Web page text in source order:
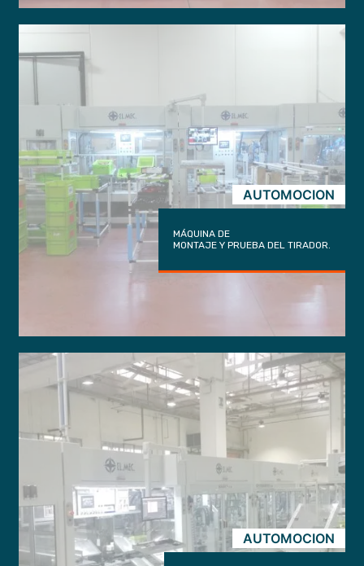
AUTOMOCION
MÁQUINA DE
MONTAJE Y PRUEBA DEL TIRADOR.
AUTOMOCION